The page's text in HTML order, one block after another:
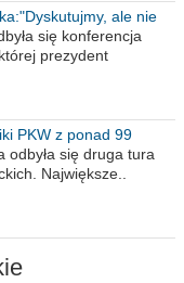
ale nie
się konferencja
prezydent
PKW z ponad 99
odbyła się druga tura
Największe..